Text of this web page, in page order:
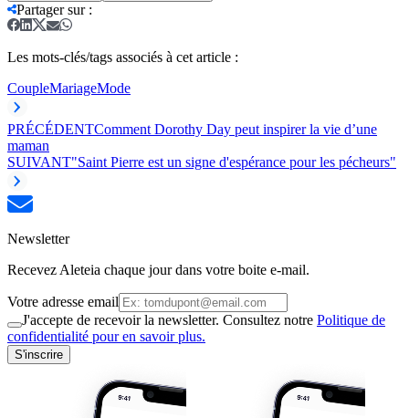
Partager sur:
Les mots-clés/tags associés à cet article :
CoupleMariageMode
PRÉCÉDENTComment Dorothy Day peut inspirer la vie d’une
maman
SUIVANT"Saint Pierre est un signe d'espérance pour les pécheurs"
Newsletter
Recevez Aleteia chaque jour dans votre boite e-mail.
Votre adresse email
J'accepte de recevoir la newsletter. Consultez notre Politique de
confidentialité pour en savoir plus.
S'inscrire